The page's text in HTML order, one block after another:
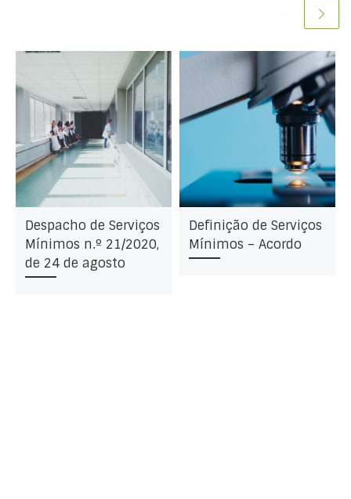
Despacho de Serviços
Mínimos n.º 21/2020,
de 24 de agosto
Definição de Serviços
Mínimos – Acordo